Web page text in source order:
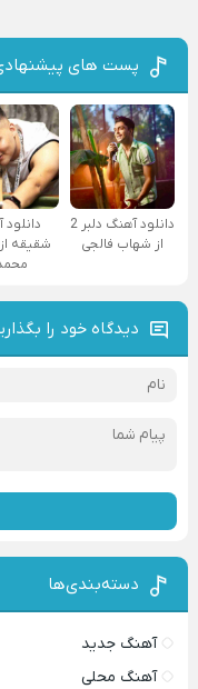
پست های
دانلود آهنگ دلبر 2
از شهاب فالجی
شقیقه
دیدگاه خود را
دسته‌بندی‌ها
آهنگ جدید
آهنگ محلی